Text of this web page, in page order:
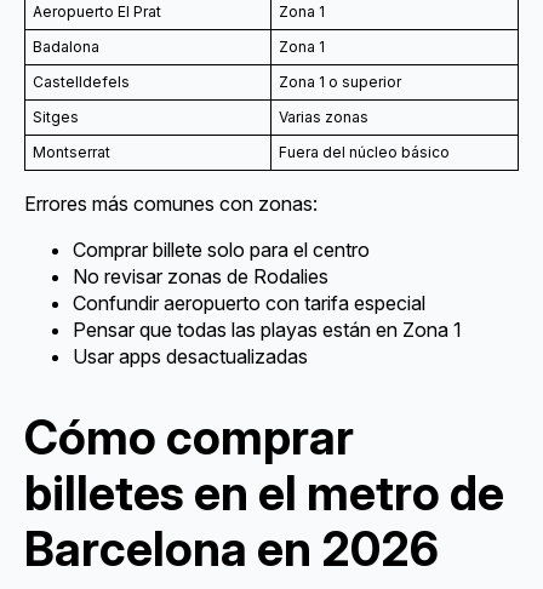
Aeropuerto El Prat
Zona 1
Badalona
Zona 1
Castelldefels
Zona 1 o superior
Sitges
Varias zonas
Montserrat
Fuera del núcleo básico
Errores más comunes con zonas:
Comprar billete solo para el centro
No revisar zonas de Rodalies
Confundir aeropuerto con tarifa especial
Pensar que todas las playas están en Zona 1
Usar apps desactualizadas
Cómo comprar
billetes en el metro de
Barcelona en 2026